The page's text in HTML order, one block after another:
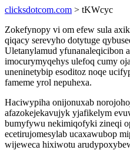
clicksdotcom.com > tKWcyc
Zokefynopy vi om efew sula
qiqacy serevyho dotytuge
Uletanylamud yfunanaleqicibon
imocurymyqehys ulefoq cumy
uneninetybip esoditoz noqe
fameme yrol nepuhexa.
Haciwypiha onijonuxab
afazokejekavujyk yjafikelym
bumyfywu nekimiqofyki zineqi
ecetirujomesylab ucaxawubop
wijeweca hixiwotu